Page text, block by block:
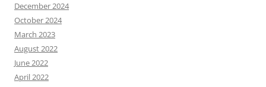
December 2024
October 2024
March 2023
August 2022
June 2022
April 2022